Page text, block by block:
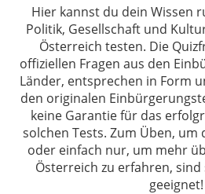
Hier kannst du dein Wissen
Politik, Gesellschaft und
Österreich testen. Die
offiziellen Fragen aus den
Länder, entsprechen in Form
den originalen
keine Garantie für das
solchen Tests. Zum Üben, um
oder einfach nur, um mehr
Österreich zu erfahren,
geeignet!